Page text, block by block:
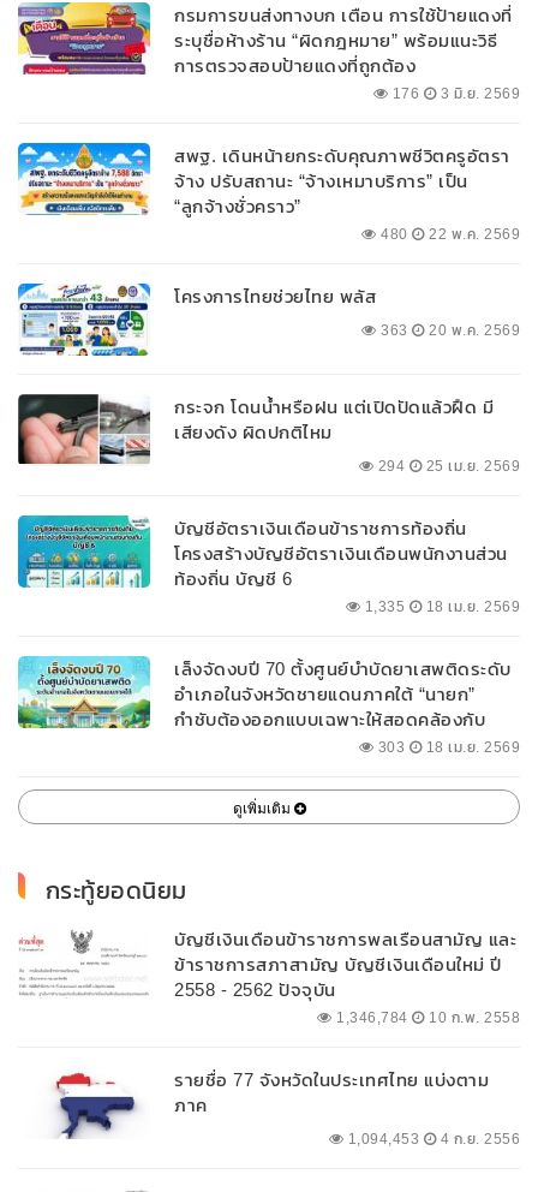
กรมการขนส่งทางบก เตือน การใช้ป้ายแดงที่
ระบุชื่อห้างร้าน “ผิดกฎหมาย” พร้อมแนะวิธี
การตรวจสอบป้ายแดงที่ถูกต้อง
176 3 มิ.ย. 2569
สพฐ. เดินหน้ายกระดับคุณภาพชีวิตครูอัตรา
จ้าง ปรับสถานะ “จ้างเหมาบริการ” เป็น
“ลูกจ้างชั่วคราว”
480 22 พ.ค. 2569
โครงการไทยช่วยไทย พลัส
363 20 พ.ค. 2569
กระจก โดนน้ำหรือฝน แต่เปิดปัดแล้วฝืด มี
เสียงดัง ผิดปกติไหม
294 25 เม.ย. 2569
บัญชีอัตราเงินเดือนข้าราชการท้องถิ่น
โครงสร้างบัญชีอัตราเงินเดือนพนักงานส่วน
ท้องถิ่น บัญชี 6
1,335 18 เม.ย. 2569
เล็งจัดงบปี 70 ตั้งศูนย์บำบัดยาเสพติดระดับ
อำเภอในจังหวัดชายแดนภาคใต้ “นายก”
กำชับต้องออกแบบเฉพาะให้สอดคล้องกับ
303 18 เม.ย. 2569
ดูเพิ่มเติม
กระทู้ยอดนิยม
บัญชีเงินเดือนข้าราชการพลเรือนสามัญ และ
ข้าราชการสภาสามัญ บัญชีเงินเดือนใหม่ ปี
2558 - 2562 ปัจจุบัน
1,346,784 10 ก.พ. 2558
รายชื่อ 77 จังหวัดในประเทศไทย แบ่งตาม
ภาค
1,094,453 4 ก.ย. 2556